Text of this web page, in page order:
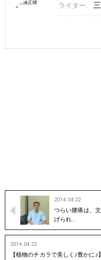
ライター:
2014.04.22
つらい腰痛は、
げられ…
2014.04.22
【植物のチカラで美しく♪豊かに